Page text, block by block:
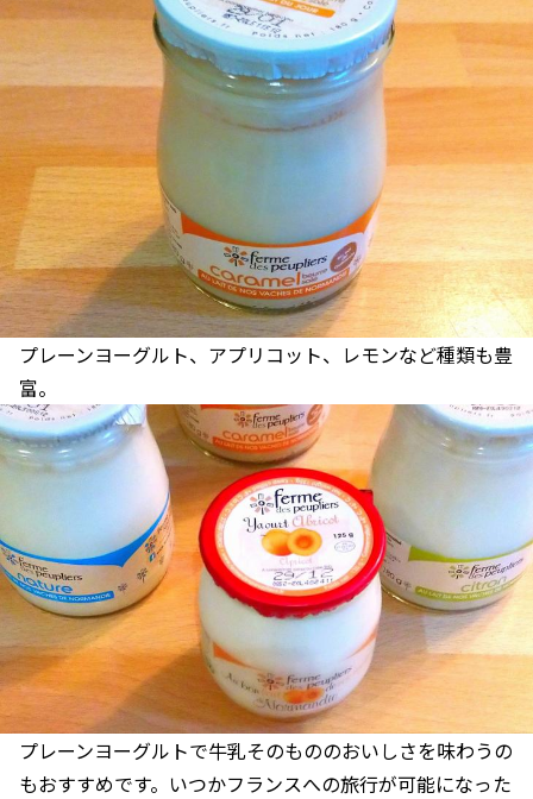
プレーンヨーグルト、アプリコット、レモンなど種類も豊
富。
プレーンヨーグルトで牛乳そのもののおいしさを味わうの
もおすすめです。いつかフランスへの旅行が可能になった